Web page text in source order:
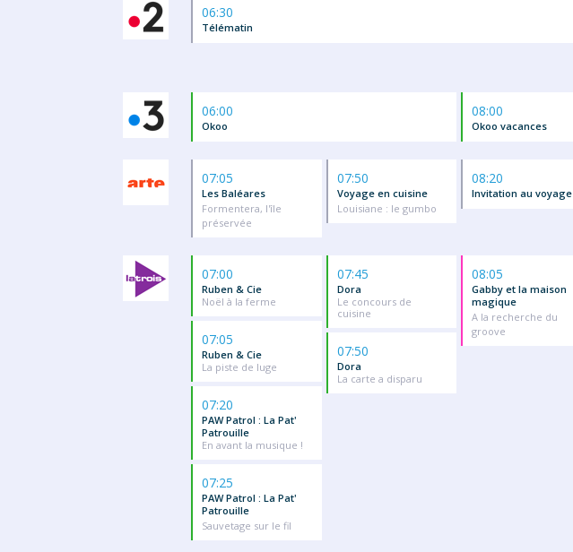
06:30
Télématin
06:00
Okoo
08:00
Okoo vacances
07:05
Les Baléares
Formentera, l'île
préservée
07:50
Voyage en cuisine
Louisiane : le gumbo
08:20
Invitation au voyage
07:00
Ruben & Cie
Noël à la ferme
07:05
Ruben & Cie
La piste de luge
07:20
PAW Patrol : La Pat'
Patrouille
En avant la musique !
07:25
PAW Patrol : La Pat'
Patrouille
Sauvetage sur le fil
07:45
Dora
Le concours de
cuisine
07:50
Dora
La carte a disparu
08:05
Gabby et la maison
magique
A la recherche du
groove